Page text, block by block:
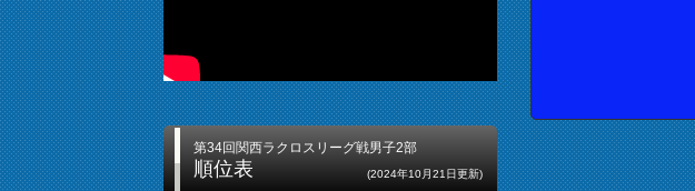
第34回関西ラクロスリーグ戦男子2部
順位表 (2024年10月21日更新)